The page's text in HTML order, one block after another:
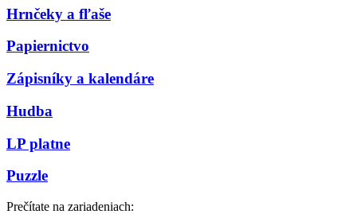
Hrnčeky a fľaše
Papiernictvo
Zápisníky a kalendáre
Hudba
LP platne
Puzzle
Prečítate na zariadeniach: